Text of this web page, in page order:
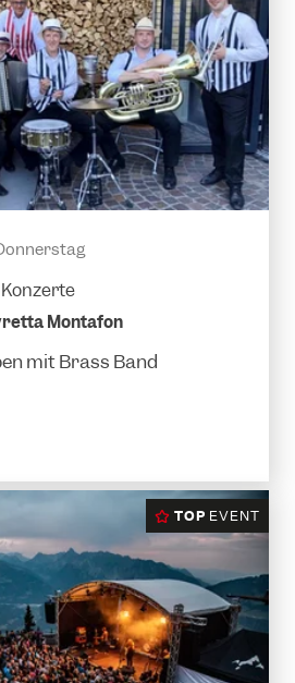
Konzerte
Montafon
mit Brass Band
TOP EVENT